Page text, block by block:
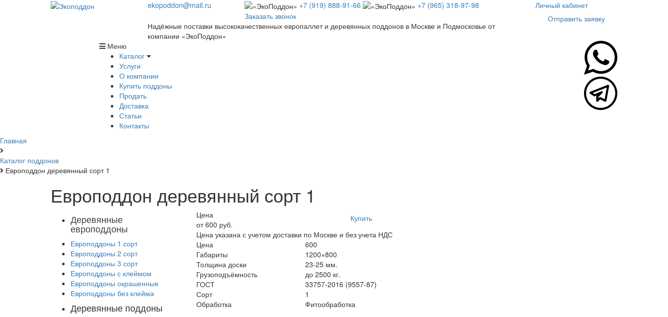
ekopoddon@mail.ru +7 (919) 888-91-66
+7 (965) 318-97-98
Заказать звонок
Надёжные поставки высококачественных европаллет и деревянных поддонов в Москве и Подмосковье от
компании «ЭкоПоддон»
Личный кабинет
Отправить заявку
Меню
Каталог
Услуги
О компании
Купить поддоны
Продать
Доставка
Статьи
Контакты
Главная
Каталог поддонов
Европоддон деревянный сорт 1
Европоддон деревянный сорт 1
Деревянные
европоддоны
Европоддоны 1 сорт
Европоддоны 2 сорт
Европоддоны 3 сорт
Европоддоны с клеймом
Европоддоны окрашенные
Европоддоны без клейма
Деревянные поддоны
Цена
от 600 руб.
Купить
Цена указана с учетом доставки по Москве и без учета НДС
Цена
600
Габариты
1200×800
Толщина доски
23-25 мм.
Грузоподъёмность
до 2500 кг.
ГОСТ
33757-2016 (9557-87)
Сорт
1
Обработка
Фитообработка